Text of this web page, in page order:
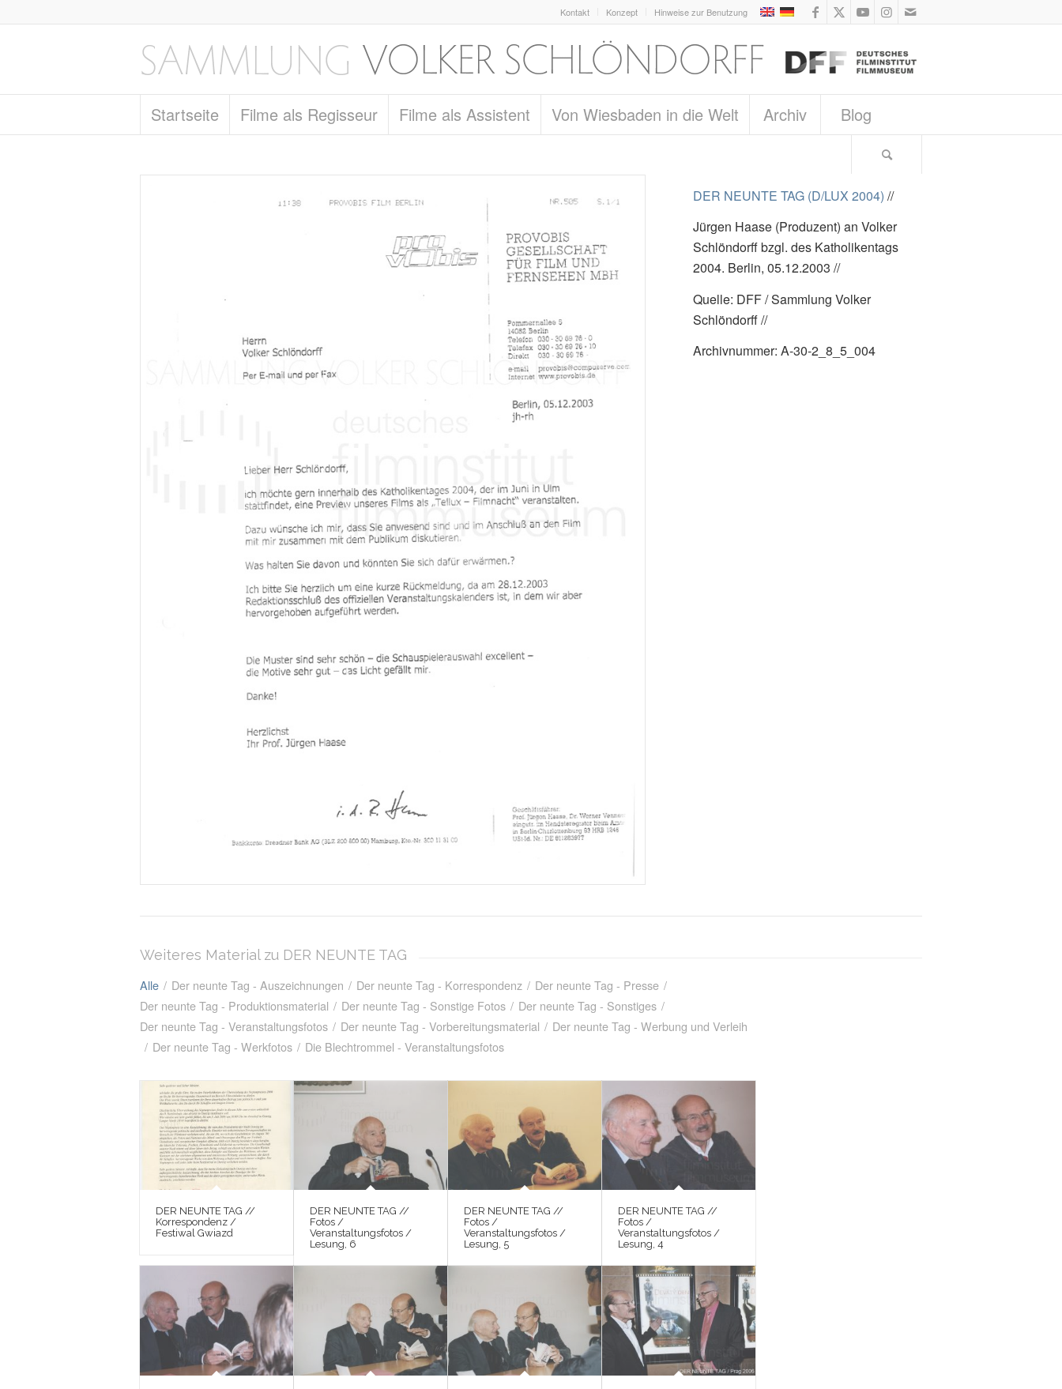
Kontakt Konzept Hinweise zur Benutzung
Startseite Filme als Regisseur Filme als Assistent Von Wiesbaden in die Welt Archiv Blog
DER NEUNTE TAG (D/LUX 2004) //
Jürgen Haase (Produzent) an Volker
Schlöndorff bzgl. des Katholikentags
2004. Berlin, 05.12.2003 //
Quelle: DFF / Sammlung Volker
Schlöndorff //
Archivnummer: A-30-2_8_5_004
Weiteres Material zu DER NEUNTE TAG
Alle / Der neunte Tag - Auszeichnungen / Der neunte Tag - Korrespondenz / Der neunte Tag - Presse /
Der neunte Tag - Produktionsmaterial / Der neunte Tag - Sonstige Fotos / Der neunte Tag - Sonstiges /
Der neunte Tag - Veranstaltungsfotos / Der neunte Tag - Vorbereitungsmaterial / Der neunte Tag - Werbung und Verleih
/ Der neunte Tag - Werkfotos / Die Blechtrommel - Veranstaltungsfotos
DER NEUNTE TAG //
Korrespondenz /
Festiwal Gwiazd
DER NEUNTE TAG //
Fotos /
Veranstaltungsfotos /
Lesung, 6
DER NEUNTE TAG //
Fotos /
Veranstaltungsfotos /
Lesung, 5
DER NEUNTE TAG //
Fotos /
Veranstaltungsfotos /
Lesung, 4